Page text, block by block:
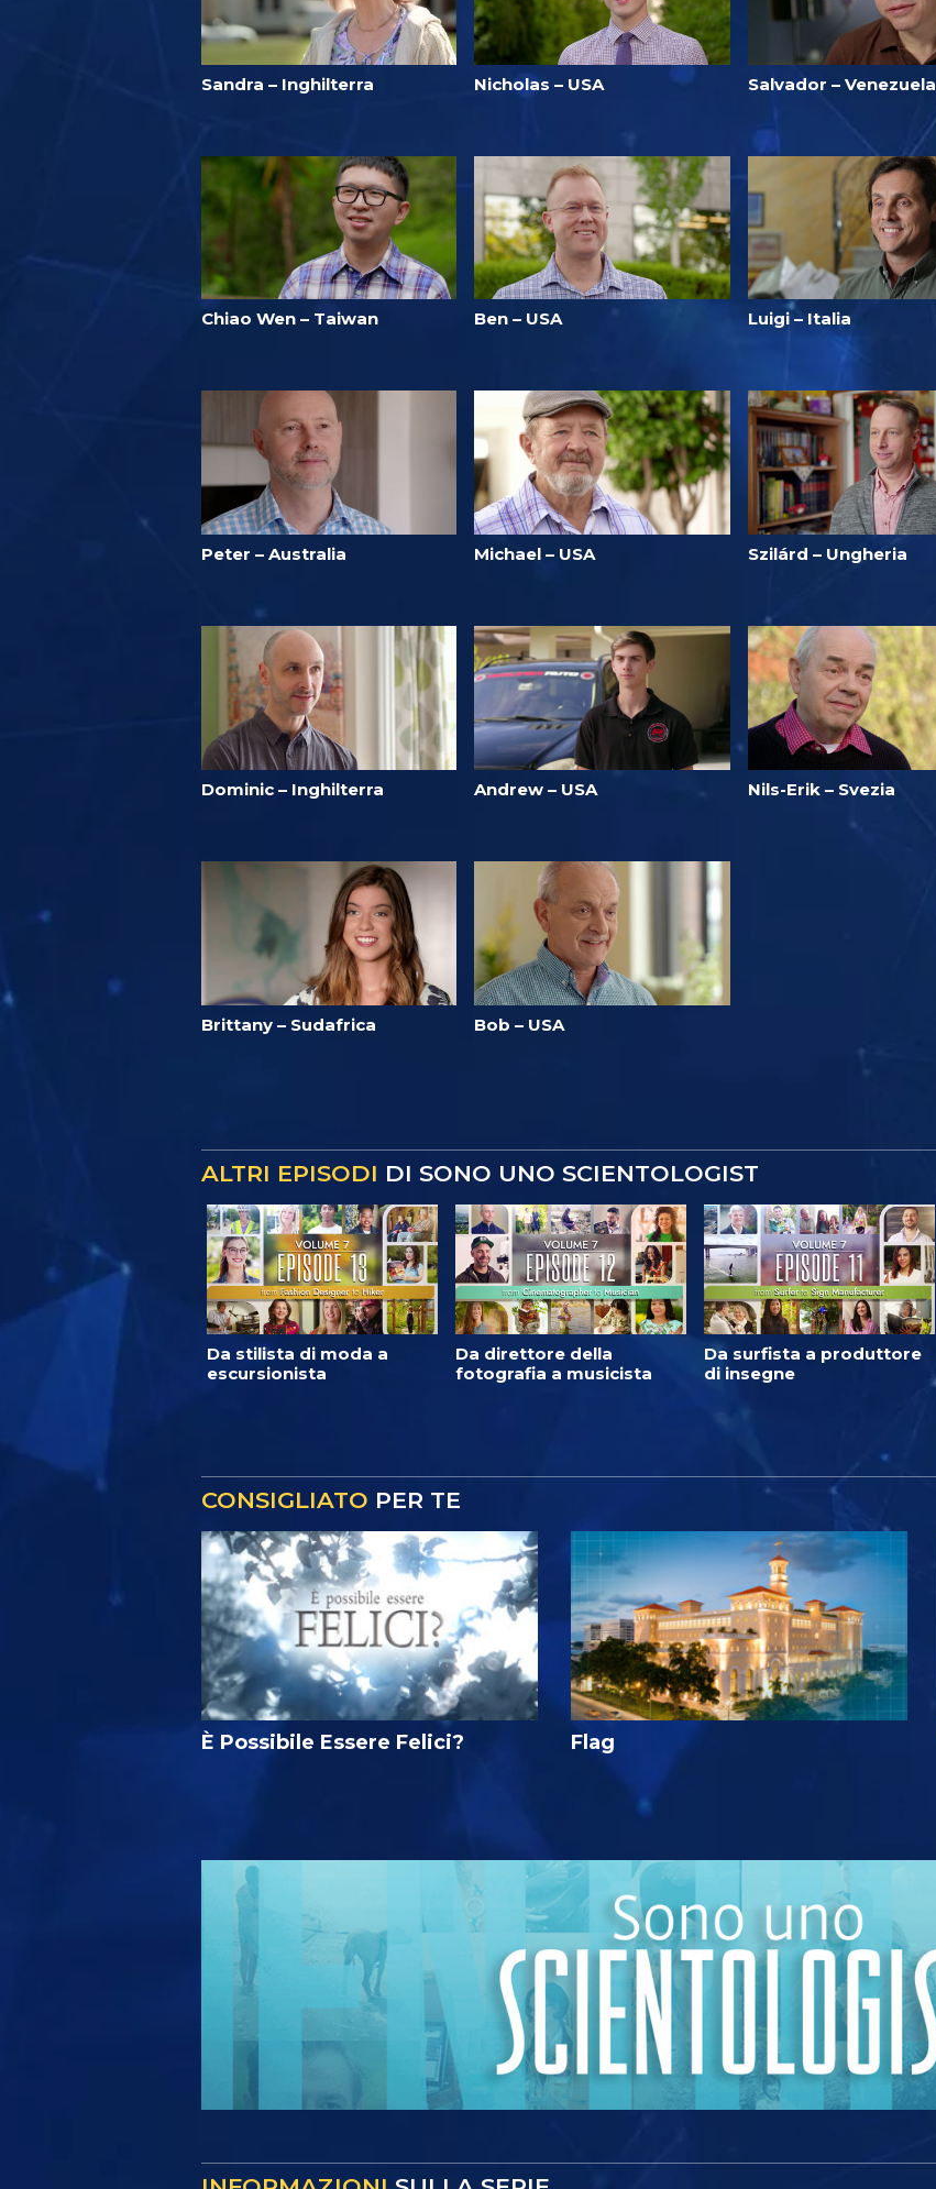
Sandra – Inghilterra Nicholas – USA Salvador – Venezuela
Chiao Wen – Taiwan Ben – USA Luigi – Italia
Peter – Australia Michael – USA Szilárd – Ungheria
Dominic – Inghilterra Andrew – USA Nils-Erik – Svezia
Brittany – Sudafrica Bob – USA
ALTRI EPISODI DI SONO UNO SCIENTOLOGIST
Da stilista di moda a
escursionista
Da direttore della
fotografia a musicista
Da surfista a produttore
di insegne
CONSIGLIATO PER TE
È Possibile Essere Felici? Flag